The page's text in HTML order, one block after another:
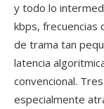
y todo lo
kbps, frecuencias
de trama tan
latencia
convencional.
especialmente